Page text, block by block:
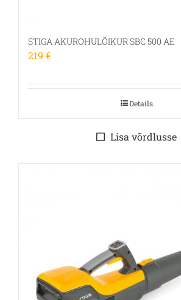
STIGA AKUROHULÕIKUR SBC 500 AE
219 €
Details
Lisa võrdlusse